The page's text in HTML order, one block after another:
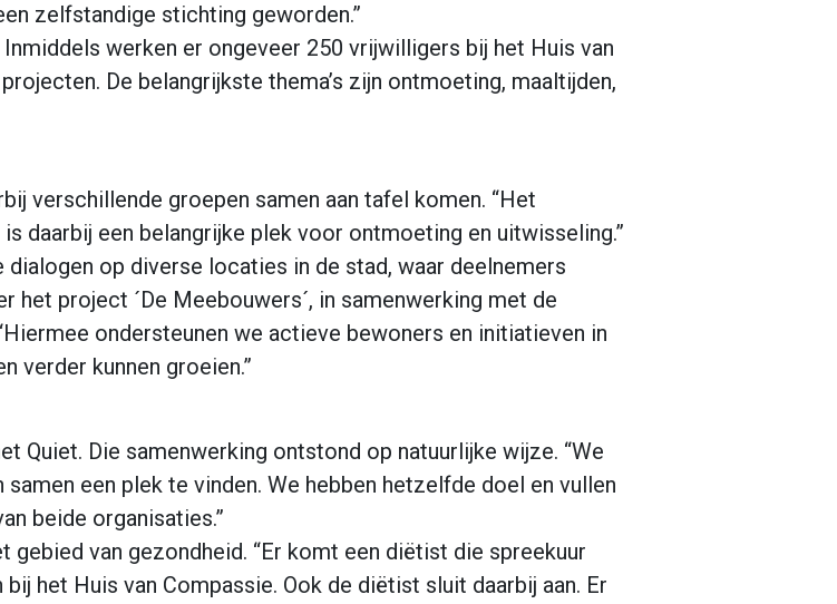
zelfstandige stichting geworden.”
werken er ongeveer 250 vrijwilligers bij het Huis van
De belangrijkste thema’s zijn ontmoeting, maaltijden,
verschillende groepen samen aan tafel komen. “Het
daarbij een belangrijke plek voor ontmoeting en uitwisseling.”
op diverse locaties in de stad, waar deelnemers
het project ´De Meebouwers´, in samenwerking met de
ondersteunen we actieve bewoners en initiatieven in
verder kunnen groeien.”
Quiet. Die samenwerking ontstond op natuurlijke wijze. “We
een plek te vinden. We hebben hetzelfde doel en vullen
beide organisaties.”
van gezondheid. “Er komt een diëtist die spreekuur
het Huis van Compassie. Ook de diëtist sluit daarbij aan. Er